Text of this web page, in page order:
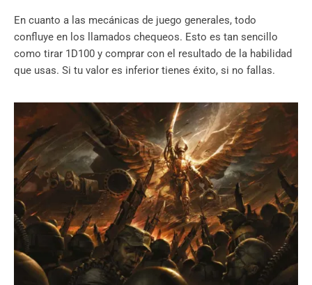
En cuanto a las mecánicas de juego generales, todo
confluye en los llamados chequeos. Esto es tan sencillo
como tirar 1D100 y comprar con el resultado de la habilidad
que usas. Si tu valor es inferior tienes éxito, si no fallas.